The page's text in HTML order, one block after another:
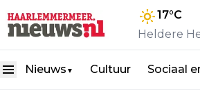
17°C
Heldere
Nieuws ▼ Cultuur Sociaal